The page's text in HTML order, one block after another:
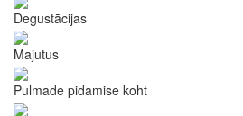
Degustācijas
Majutus
Pulmade pidamise koht